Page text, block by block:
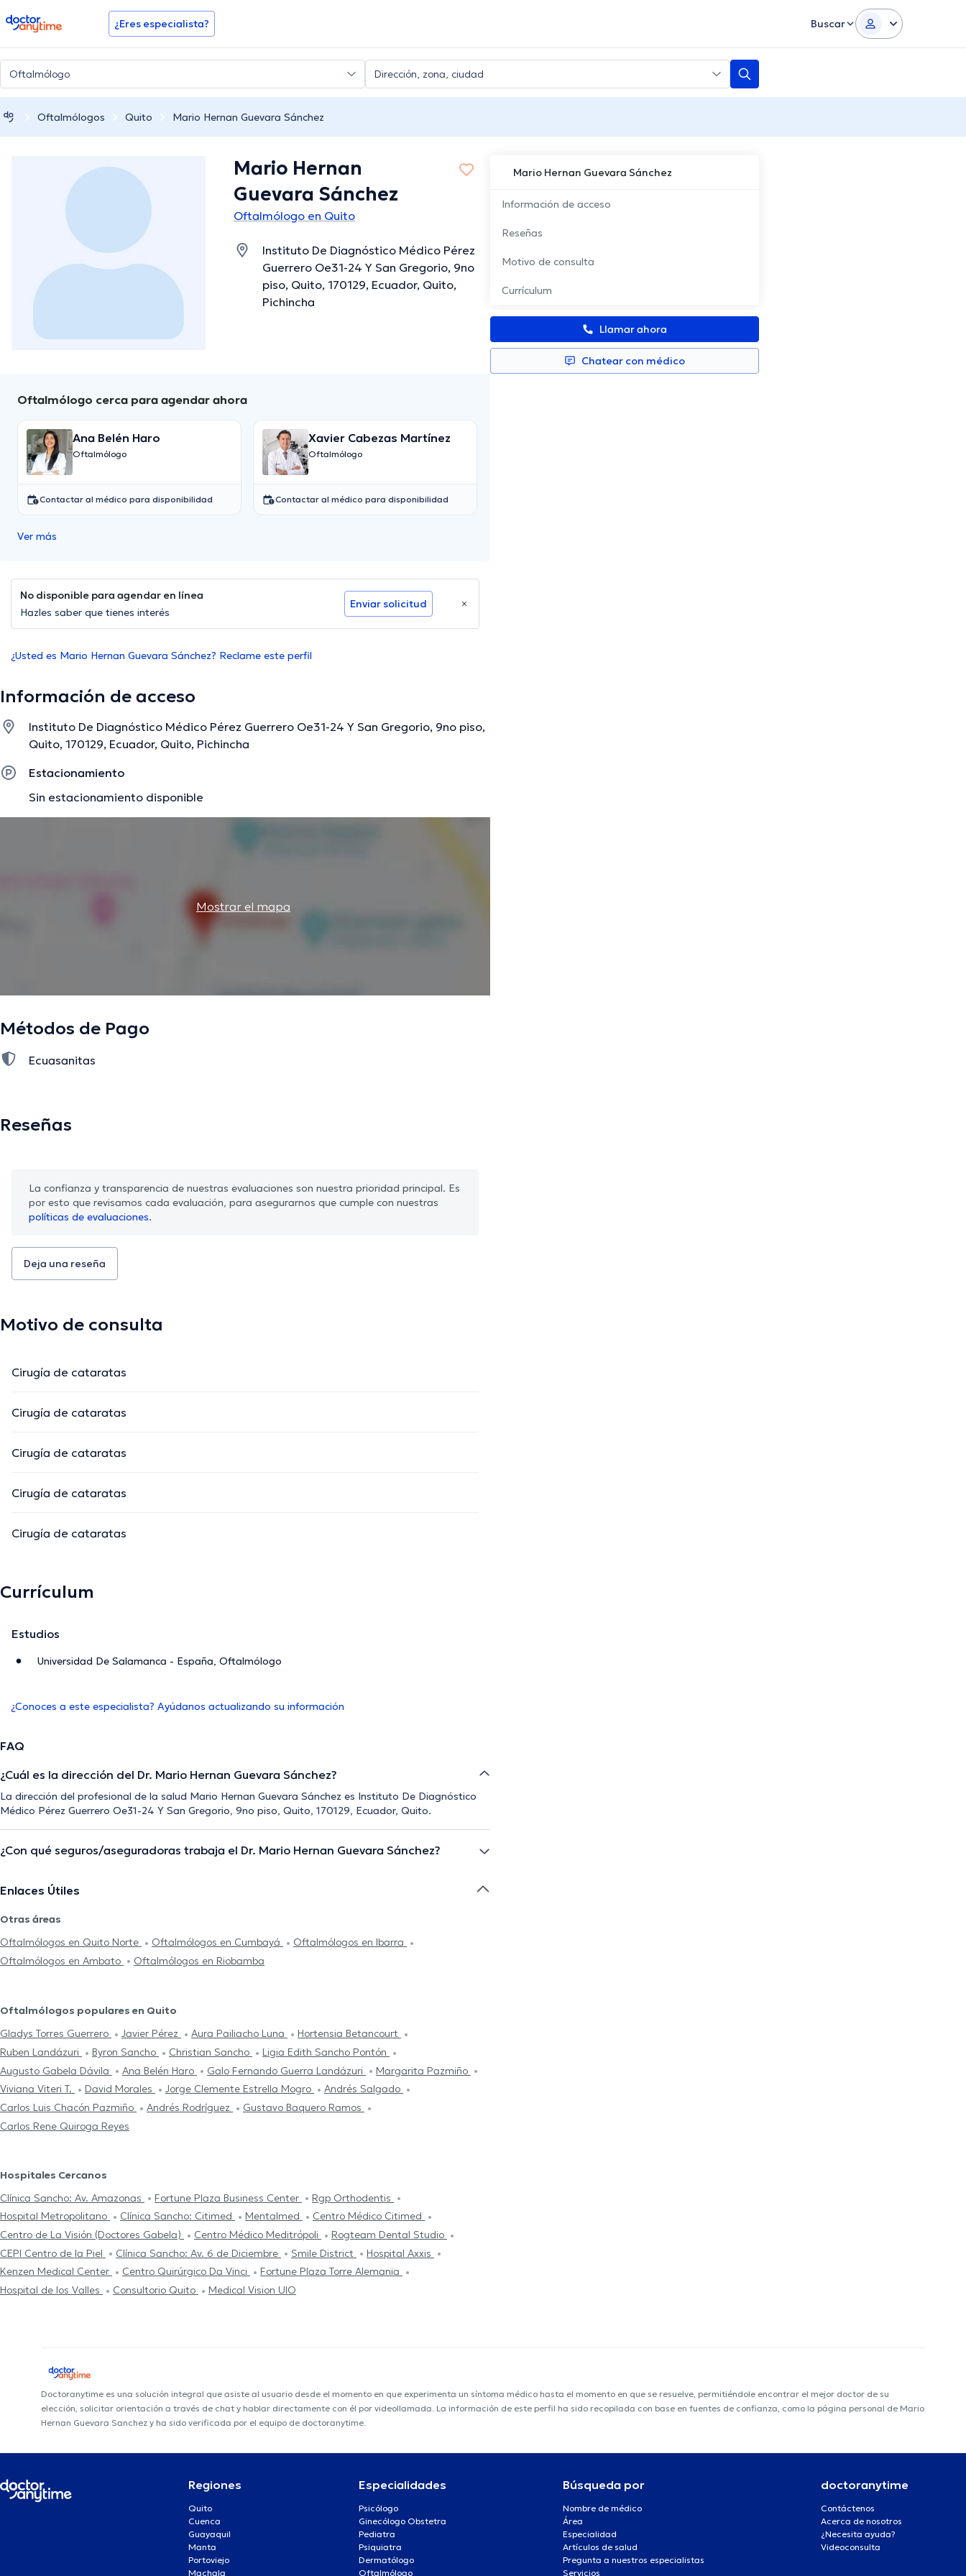
doctoranytime ¿Eres especialista? Buscar
Oftalmólogos Quito Mario Hernan Guevara Sánchez
Mario Hernan Guevara Sánchez
Información de acceso
Reseñas
Motivo de consulta
Currículum
Llamar ahora
Chatear con médico
Mario Hernan
Guevara Sánchez
Oftalmólogo en Quito
Instituto De Diagnóstico Médico Pérez
Guerrero Oe31-24 Y San Gregorio, 9no
piso, Quito, 170129, Ecuador, Quito,
Pichincha
Oftalmólogo cerca para agendar ahora
Ana Belén Haro
Oftalmólogo
Contactar al médico para disponibilidad
Xavier Cabezas Martínez
Oftalmólogo
Contactar al médico para disponibilidad
Ver más
No disponible para agendar en línea
Hazles saber que tienes interés
Enviar solicitud
¿Usted es Mario Hernan Guevara Sánchez? Reclame este perfil
Información de acceso
Instituto De Diagnóstico Médico Pérez Guerrero Oe31-24 Y San Gregorio, 9no piso,
Quito, 170129, Ecuador, Quito, Pichincha
Estacionamiento
Sin estacionamiento disponible
Mostrar el mapa
Métodos de Pago
Ecuasanitas
Reseñas
La confianza y transparencia de nuestras evaluaciones son nuestra prioridad principal. Es
por esto que revisamos cada evaluación, para asegurarnos que cumple con nuestras
políticas de evaluaciones.
Deja una reseña
Motivo de consulta
Cirugía de cataratas
Cirugía de cataratas
Cirugía de cataratas
Cirugía de cataratas
Cirugía de cataratas
Currículum
Estudios
Universidad De Salamanca - España, Oftalmólogo
¿Conoces a este especialista? Ayúdanos actualizando su información
FAQ
¿Cuál es la dirección del Dr. Mario Hernan Guevara Sánchez?
La dirección del profesional de la salud Mario Hernan Guevara Sánchez es Instituto De Diagnóstico
Médico Pérez Guerrero Oe31-24 Y San Gregorio, 9no piso, Quito, 170129, Ecuador, Quito.
¿Con qué seguros/aseguradoras trabaja el Dr. Mario Hernan Guevara Sánchez?
Enlaces Útiles
Otras áreas
Oftalmólogos en Quito Norte
Oftalmólogos en Cumbayá
Oftalmólogos en Ibarra
Oftalmólogos en Ambato
Oftalmólogos en Riobamba
Oftalmólogos populares en Quito
Gladys Torres Guerrero
Javier Pérez Aura Pailiacho Luna
Hortensia Betancourt
Ruben Landázuri
Byron Sancho Christian Sancho
Ligia Edith Sancho Pontón
Augusto Gabela Dávila
Ana Belén Haro Galo Fernando Guerra Landázuri
Margarita Pazmiño
Viviana Viteri T.
David Morales Jorge Clemente Estrella Mogro
Andrés Salgado
Carlos Luis Chacón Pazmiño
Andrés Rodríguez
Gustavo Baquero Ramos
Carlos Rene Quiroga Reyes
Hospitales Cercanos
Clínica Sancho: Av. Amazonas
Fortune Plaza Business Center
Rgp Orthodentis
Hospital Metropolitano
Clínica Sancho: Citimed Mentalmed
Centro Médico Citimed
Centro de La Visión (Doctores Gabela)
Centro Médico Meditrópoli
Rogteam Dental Studio
CEPI Centro de la Piel
Clínica Sancho: Av. 6 de Diciembre Smile District
Hospital Axxis
Kenzen Medical Center
Centro Quirúrgico Da Vinci
Fortune Plaza Torre Alemania
Hospital de los Valles
Consultorio Quito Medical Vision UIO
Doctoranytime es una solución integral que asiste al usuario desde el momento en que experimenta un síntoma médico hasta el momento en que se resuelve, permitiéndole encontrar el mejor doctor de su
elección, solicitar orientación a través de chat y hablar directamente con él por videollamada. La información de este perfil ha sido recopilada con base en fuentes de confianza, como la página personal de Mario
Hernan Guevara Sanchez y ha sido verificada por el equipo de doctoranytime.
Regiones
Quito
Cuenca
Guayaquil
Manta
Portoviejo
Machala
Especialidades
Psicólogo
Ginecólogo Obstetra
Pediatra
Psiquiatra
Dermatólogo
Oftalmólogo
Búsqueda por
Nombre de médico
Área
Especialidad
Artículos de salud
Pregunta a nuestros especialistas
Servicios
doctoranytime
Contáctenos
Acerca de nosotros
¿Necesita ayuda?
Videoconsulta